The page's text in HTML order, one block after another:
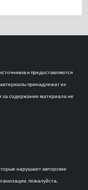
и предоставляются
принадлежат их
за содержание материала не
нарушают авторские
пожалуйста,